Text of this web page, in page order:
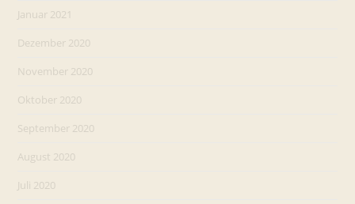
Januar 2021
Dezember 2020
November 2020
Oktober 2020
September 2020
August 2020
Juli 2020